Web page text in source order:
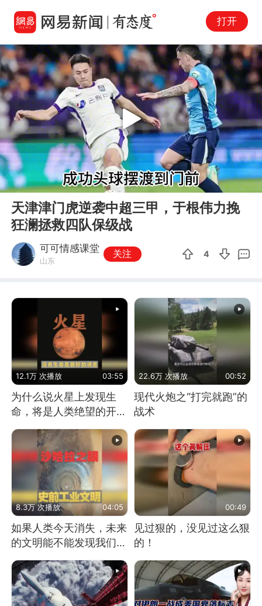
打开
00:00 03:10
Play
天津津门虎逆袭中超三甲，于根伟力挽
狂澜拯救四队保级战
可可情感课堂
山东
关注 4
12.1万 次播放 03:55
为什么说火星上发现生
命，将是人类绝望的开
始？
22.6万 次播放 00:52
现代火炮之“打完就跑”的
战术
8.3万 次播放 04:05
如果人类今天消失，未来
的文明能不能发现我们存
00:49
见过狠的，没见过这么狠
的！